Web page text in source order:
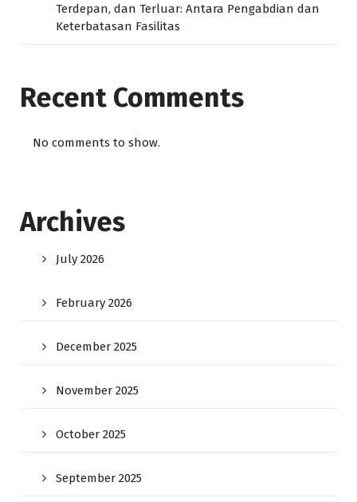
Terdepan, dan Terluar: Antara Pengabdian dan
Keterbatasan Fasilitas
Recent Comments
No comments to show.
Archives
July 2026
February 2026
December 2025
November 2025
October 2025
September 2025